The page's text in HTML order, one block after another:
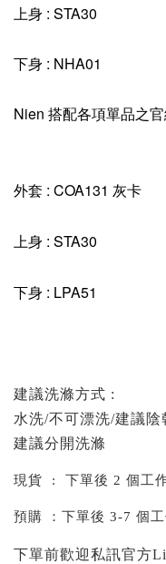
上身 : STA30
下身 : NHA01
Nien 搭配各項單品之
外套 : COA131 灰卡
上身 : STA30
下身 : LPA51
建議洗滌方式 :
水洗/不可漂洗/建議
建議分開洗滌
現貨 : 下單後 2 個工
預購 ：下單後 3-7 個
下單前歡迎私訊官方